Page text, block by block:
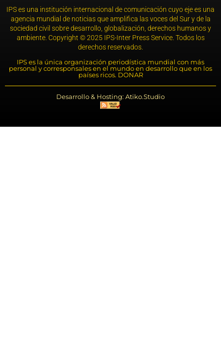
IPS es una institución internacional de comunicación cuyo eje es una
agencia mundial de noticias que amplifica las voces del Sur y de la
sociedad civil sobre desarrollo, globalización, derechos humanos y
ambiente. Copyright © 2025 IPS-Inter Press Service. Todos los
derechos reservados.
IPS es la única organización periodística mundial con más
personal y corresponsales en el mundo en desarrollo que en los
países ricos. DONAR
Desarrollo & Hosting: Atiko.Studio